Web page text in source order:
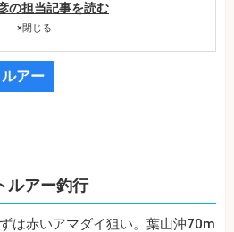
の担当記事を読む
×閉じる
アー
ルアー釣行
は赤いアマダイ狙い。葉山沖70m